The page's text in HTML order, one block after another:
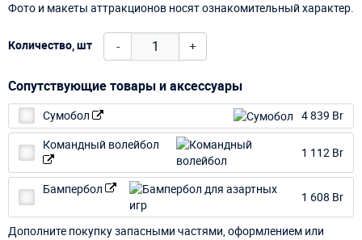
Фото и макеты аттракционов носят ознакомительный характер.
Количество, шт - +
Сопутствующие товары и аксессуары
Сумобол
4 839 Br
Командный волейбол
1 112 Br
Бампербол
1 608 Br
Дополните покупку запасными частями, оформлением или